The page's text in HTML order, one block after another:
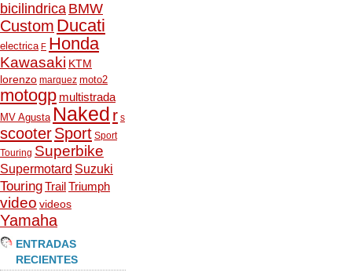
bicilindrica BMW
Custom Ducati
electrica F Honda
Kawasaki KTM
lorenzo marquez moto2
motogp multistrada
MV Agusta Naked r s
scooterSport Sport
Touring Superbike
Supermotard Suzuki
TouringTrailTriumph
video videos
Yamaha
ENTRADAS
RECIENTES